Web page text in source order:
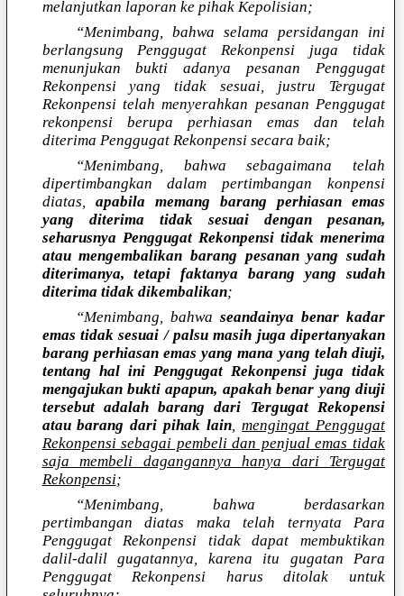
melanjutkan laporan ke pihak Kepolisian;
“Menimbang, bahwa selama persidangan ini
berlangsung Penggugat Rekonpensi juga tidak
menunjukan bukti adanya pesanan Penggugat
Rekonpensi yang tidak sesuai, justru Tergugat
Rekonpensi telah menyerahkan pesanan Penggugat
rekonpensi berupa perhiasan emas dan telah
diterima Penggugat Rekonpensi secara baik;
“Menimbang, bahwa sebagaimana telah
dipertimbangkan dalam pertimbangan konpensi
diatas, apabila memang barang perhiasan emas
yang diterima tidak sesuai dengan pesanan,
seharusnya Penggugat Rekonpensi tidak menerima
atau mengembalikan barang pesanan yang sudah
diterimanya, tetapi faktanya barang yang sudah
diterima tidak dikembalikan;
“Menimbang, bahwaseandainya benar kadar
emas tidak sesuai / palsu masih juga dipertanyakan
barang perhiasan emas yang mana yang telah diuji,
tentang hal ini Penggugat Rekonpensi juga tidak
mengajukan bukti apapun, apakah benar yang diuji
tersebut adalah barang dari Tergugat Rekopensi
atau barang dari pihak lain,mengingat Penggugat
Rekonpensi sebagai pembeli dan penjual emas tidak
saja membeli dagangannya hanya dari Tergugat
Rekonpensi;
“Menimbang, bahwa berdasarkan
pertimbangan diatas maka telah ternyata Para
Penggugat Rekonpensi tidak dapat membuktikan
dalil-dalil gugatannya, karena itu gugatan Para
Penggugat Rekonpensi harus ditolak untuk